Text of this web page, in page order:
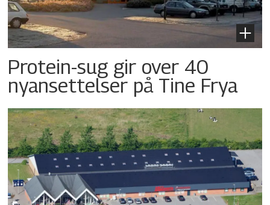
Protein-sug gir over 40
nyansettelser på Tine Frya